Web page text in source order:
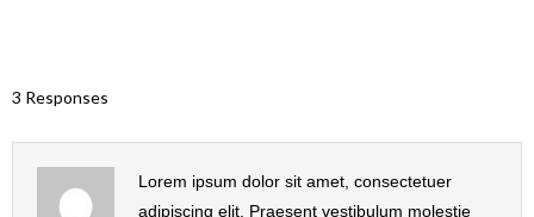
3 Responses
Lorem ipsum dolor sit amet, consectetuer
adipiscing elit. Praesent vestibulum molestie